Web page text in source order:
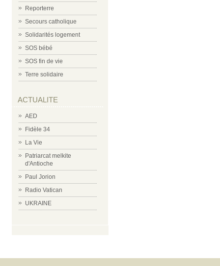
Reporterre
Secours catholique
Solidarités logement
SOS bébé
SOS fin de vie
Terre solidaire
ACTUALITE
AED
Fidèle 34
La Vie
Patriarcat melkite
d'Antioche
Paul Jorion
Radio Vatican
UKRAINE